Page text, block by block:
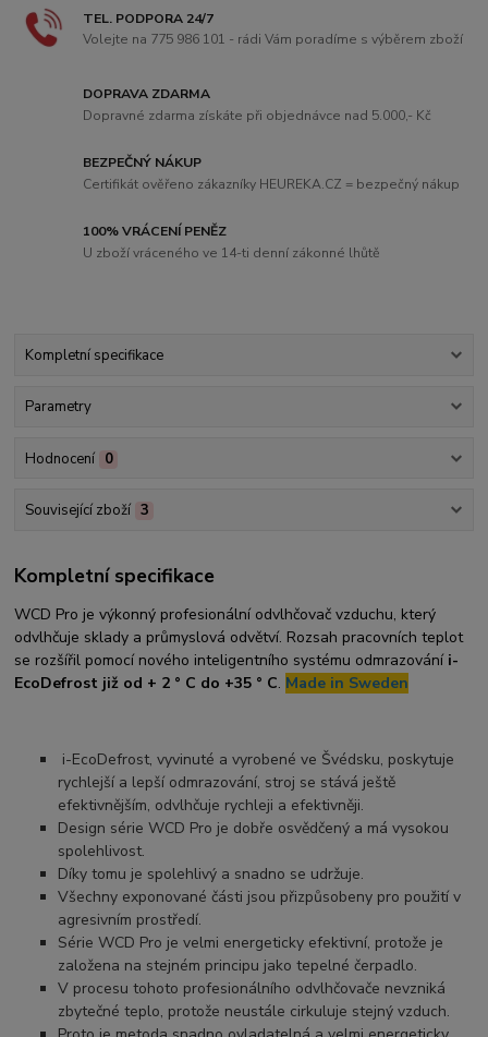
TEL. PODPORA 24/7
Volejte na 775 986 101 - rádi Vám poradíme s výběrem zboží
DOPRAVA ZDARMA
Dopravné zdarma získáte při objednávce nad 5.000,- Kč
BEZPEČNÝ NÁKUP
Certifikát ověřeno zákazníky HEUREKA.CZ = bezpečný nákup
100% VRÁCENÍ PENĚZ
U zboží vráceného ve 14-ti denní zákonné lhůtě
Kompletní specifikace
Parametry
Hodnocení 0
Související zboží 3
Kompletní specifikace
WCD Pro je výkonný profesionální odvlhčovač vzduchu, který
odvlhčuje sklady a průmyslová odvětví. Rozsah pracovních teplot
se rozšířil pomocí nového inteligentního systému odmrazováníi-
EcoDefrost již od + 2 ° C do +35 ° C. Made in Sweden
i-EcoDefrost, vyvinuté a vyrobené ve Švédsku, poskytuje
rychlejší a lepší odmrazování, stroj se stává ještě
efektivnějším, odvlhčuje rychleji a efektivněji.
Design série WCD Pro je dobře osvědčený a má vysokou
spolehlivost.
Díky tomu je spolehlivý a snadno se udržuje.
Všechny exponované části jsou přizpůsobeny pro použití v
agresivním prostředí.
Série WCD Pro je velmi energeticky efektivní, protože je
založena na stejném principu jako tepelné čerpadlo.
V procesu tohoto profesionálního odvlhčovače nevzniká
zbytečné teplo, protože neustále cirkuluje stejný vzduch.